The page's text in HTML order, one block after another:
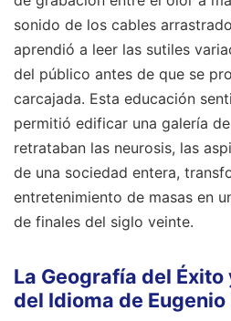
sonido de los cables
aprendió a leer las sutiles
del público antes de que se
carcajada. Esta educación
permitió edificar una galería
retrataban las neurosis, las
de una sociedad entera,
entretenimiento de masas en
de finales del siglo veinte.
La Geografía del
del Idioma de